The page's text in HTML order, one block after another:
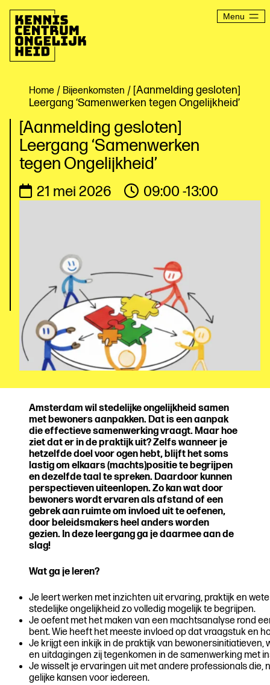
naar
inhoud
Menu
Home / Bijeenkomsten / [Aanmelding gesloten]
Leergang ‘Samenwerken tegen Ongelijkheid’
[Aanmelding gesloten]
Leergang ‘Samenwerken
tegen Ongelijkheid’
21 mei 2026 09:00 -13:00
Amsterdam wil stedelijke ongelijkheid samen
met bewoners aanpakken. Dat is een aanpak
die effectieve samenwerking vraagt. Maar hoe
ziet dat er in de praktijk uit? Zelfs wanneer je
hetzelfde doel voor ogen hebt, blijft het soms
lastig om elkaars (machts)positie te begrijpen
en dezelfde taal te spreken. Daardoor kunnen
perspectieven uiteenlopen. Zo kan wat door
bewoners wordt ervaren als afstand of een
gebrek aan ruimte om invloed uit te oefenen,
door beleidsmakers heel anders worden
gezien. In deze leergang ga je daarmee aan de
slag!
Wat ga je leren?
Je leert werken met inzichten uit ervaring, praktijk en
stedelijke ongelijkheid zo volledig mogelijk te begrijpen.
Je oefent met het maken van een machtsanalyse rond
bent. Wie heeft het meeste invloed op dat vraagstuk en
Je krijgt een inkijk in de praktijk van bewonersinitiatieven,
en uitdagingen zij tegenkomen in de samenwerking met
Je wisselt je ervaringen uit met andere professionals die,
gelijke kansen voor iedereen.